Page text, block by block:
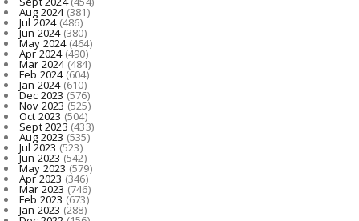
Aug 2024(381)
Jul 2024(486)
Jun 2024(380)
May 2024(464)
Apr 2024(490)
Mar 2024(484)
Feb 2024(604)
Jan 2024(610)
Dec 2023(576)
Nov 2023 (525)
Oct 2023 (504)
Sept 2023 (433)
Aug 2023 (535)
Jul 2023 (523)
Jun 2023(542)
May 2023(579)
Apr 2023 (346)
Mar 2023 (746)
Feb 2023 (673)
Jan 2023 (288)